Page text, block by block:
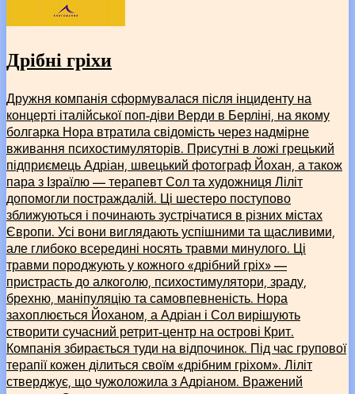
Дрібні гріхи
Дружня компанія сформувалася після інциденту на
концерті італійської поп-діви Верди в Берліні, на якому
болгарка Нора втратила свідомість через надмірне
вживання психостимуляторів. Присутні в ложі грецький
підприємець Адріан, швецький фотограф Йохан, а також
пара з Ізраїлю –– терапевт Сол та художниця Ліліт
допомогли постраждалій. Ці шестеро поступово
зближуються і починають зустрічатися в різних містах
Європи. Усі вони виглядають успішними та щасливими,
але глибоко всередині носять травми минулого. Ці
травми породжують у кожного «дрібний гріх» ––
пристрасть до алкоголю, психостимулятори, зраду,
брехню, маніпуляцію та самовпевненість. Нора
захоплюється Йоханом, а Адріан і Сол вирішують
створити сучасний ретрит-центр на острові Крит.
Компанія збирається туди на відпочинок. Під час групової
терапії кожен ділиться своїм «дрібним гріхом». Ліліт
стверджує, що чужоложила з Адріаном. Вражений